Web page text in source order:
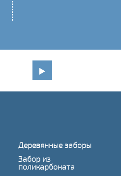
Деревянные заборы
Забор из
поликарбоната